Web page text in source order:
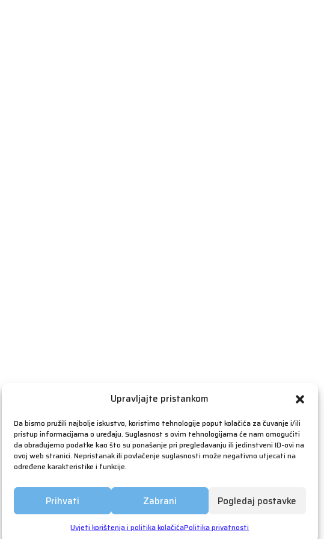
Upravljajte pristankom
Da bismo pružili najbolje iskustvo, koristimo tehnologije poput kolačića za čuvanje i/ili
pristup informacijama o uređaju. Suglasnost s ovim tehnologijama će nam omogućiti
da obrađujemo podatke kao što su ponašanje pri pregledavanju ili jedinstveni ID-ovi na
ovoj web stranici. Nepristanak ili povlačenje suglasnosti može negativno utjecati na
određene karakteristike i funkcije.
Prihvati Zabrani Pogledaj postavke
Uvjeti korištenja i politika kolačićaPolitika privatnosti
rujan 2018
srpanj 2018
lipanj 2018
svibanj 2018
ožujak 2018
siječanj 2018
prosinac 2017